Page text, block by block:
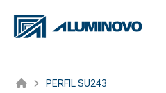
PERFIL SU243